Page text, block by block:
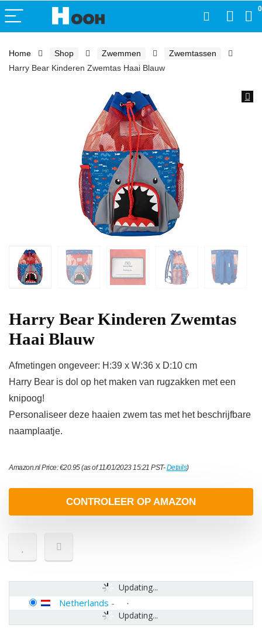
0
Home Shop Zwemmen
Zwemtassen
Harry Bear Kinderen Zwemtas Haai Blauw
Harry Bear Kinderen Zwemtas
Haai Blauw
Afmetingen ongeveer: H:39 x W:36 x D:10 cm
Harry Bear is dol op het maken van rugzakken met een
knipoog!
Personaliseer deze haaien zwem tas met het beschrijfbare
naamplaatje.
Amazon.nl Price:€20.95(as of 11/01/2023 15:21 PST-Details)
CONTROLEER OP AMAZON
Updating...
Updating...
Netherlands -